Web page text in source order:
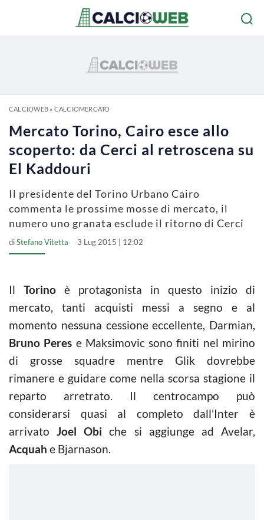
CALCIOWEB» CALCIOMERCATO
Mercato Torino, Cairo esce allo
scoperto: da Cerci al retroscena su
El Kaddouri
Il presidente del Torino Urbano Cairo
commenta le prossime mosse di mercato, il
numero uno granata esclude il ritorno di Cerci
diStefano Vitetta 3 Lug 2015 | 12:02
Il Torino è protagonista in questo inizio di
mercato, tanti acquisti messi a segno e al
momento nessuna cessione eccellente, Darmian,
Bruno Peres e Maksimovic sono finiti nel mirino
di grosse squadre mentre Glik dovrebbe
rimanere e guidare come nella scorsa stagione il
reparto arretrato. Il centrocampo può
considerarsi quasi al completo dall’Inter è
arrivatoJoel Obi che si aggiunge ad Avelar,
Acquah e Bjarnason.